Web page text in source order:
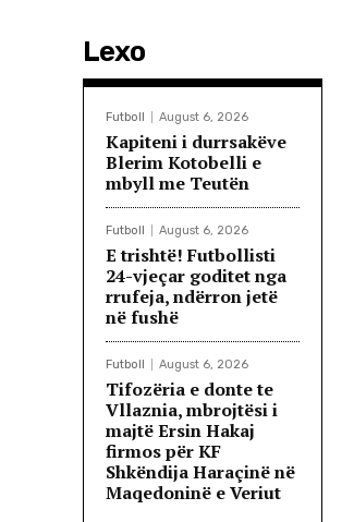
Lexo
Futboll August 6, 2026
Kapiteni i durrsakëve
Blerim Kotobelli e
mbyll me Teutën
Futboll August 6, 2026
E trishtë! Futbollisti
24-vjeçar goditet nga
rrufeja, ndërron jetë
në fushë
Futboll August 6, 2026
Tifozëria e donte te
Vllaznia, mbrojtësi i
majtë Ersin Hakaj
firmos për KF
Shkëndija Haraçinë në
Maqedoninë e Veriut